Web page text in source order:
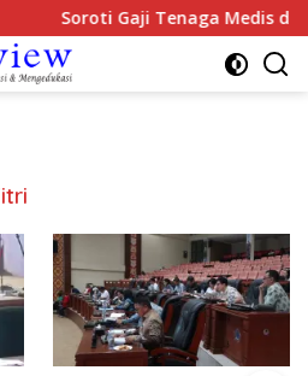
Soroti Gaji Tenaga Medis dan